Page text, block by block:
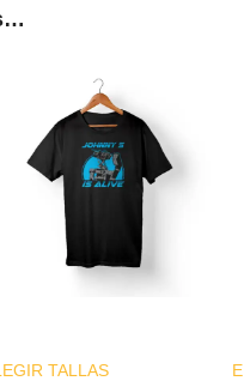
TALLAS